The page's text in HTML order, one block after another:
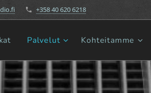
+358 40 620 6218
Palvelut Kohteitamme